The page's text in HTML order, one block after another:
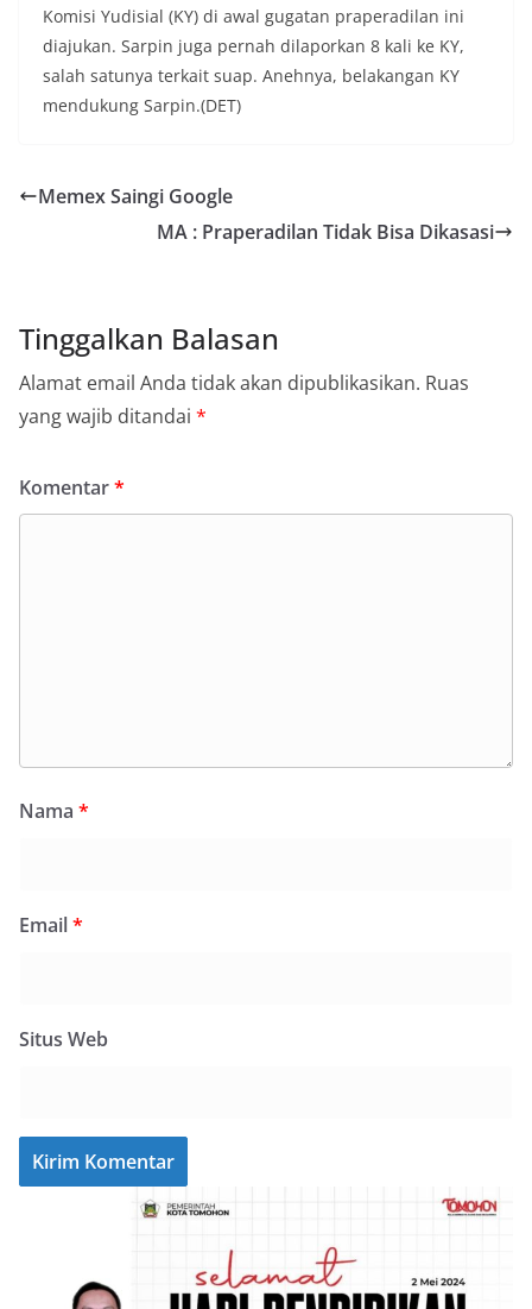
Komisi Yudisial (KY) di awal gugatan praperadilan ini
diajukan. Sarpin juga pernah dilaporkan 8 kali ke KY,
salah satunya terkait suap. Anehnya, belakangan KY
mendukung Sarpin.(DET)
Memex Saingi Google
MA : Praperadilan Tidak Bisa Dikasasi
Tinggalkan Balasan
Alamat email Anda tidak akan dipublikasikan. Ruas
yang wajib ditandai *
Komentar*
Nama *
Email*
Situs Web